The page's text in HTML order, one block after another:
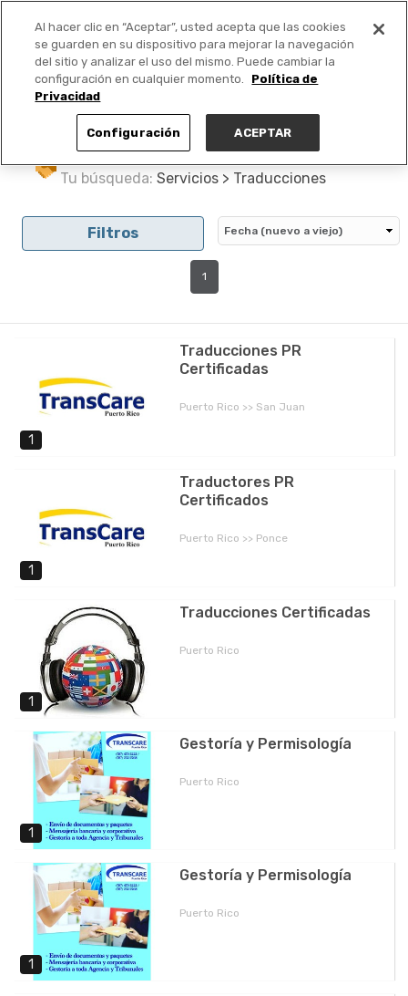
PUBLICA GRATIS +
Tu búsqueda: Servicios > Traducciones
Filtros
1
1
Traducciones PR
Certificadas
Puerto Rico >> San Juan
1
Traductores PR
Certificados
Puerto Rico >> Ponce
1
Traducciones Certificadas
Puerto Rico
1
Gestoría y Permisología
Puerto Rico
1
Gestoría y Permisología
Puerto Rico
Al hacer clic en “Aceptar”, usted acepta que las cookies
se guarden en su dispositivo para mejorar la navegación
del sitio y analizar el uso del mismo. Puede cambiar la
configuración en cualquier momento.
Política de
Privacidad
Configuración ACEPTAR